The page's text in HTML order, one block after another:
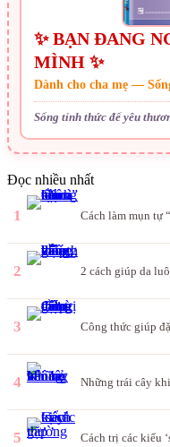
✨ BẠN ĐANG
MÌNH ✨
Dành cho cha mẹ —
Sống tỉnh thức để yêu
Đọc nhiều nhất
1 Cách làm mụn tự
2 2 cách giúp da
3 Công thức giúp
4 Những trái cây
5 Cách trị các kiểu